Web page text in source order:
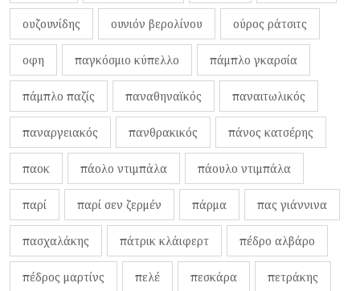
ουζουνίδης ουνιόν βερολίνου ούρος ράτσιτς
οφη παγκόσμιο κύπελλο πάμπλο γκαρσία
πάμπλο παζίς παναθηναϊκός παναιτωλικός
παναργειακός πανθρακικός πάνος κατσέρης
παοκ πάολο ντιμπάλα πάουλο ντιμπάλα
παρί παρί σεν ζερμέν πάρμα πας γιάννινα
πασχαλάκης πάτρικ κλάιφερτ πέδρο αλβάρο
πέδρος μαρτίνς πελέ πεσκάρα πετράκης